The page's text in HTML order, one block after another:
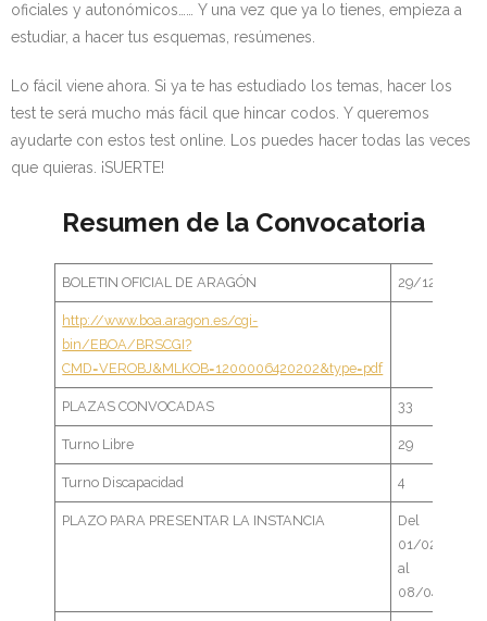
- OPOSICIÓN Administrativo del Estado - 2024
- Seguridad Social
- - OPOSICIÓN Administrativo Seguridad Social – 2025
- - OPOSICIÓN Administrativo Seguridad Social - 2024
- Andalucía
- - TEST de Auxiliar Administrativo SAS 2026
- - OPOSICIÓN Administrativo SAS – 2025
- - OPOSICIÓN Auxiliar Administrativo SAS – 2025
- - OPOSICIÓN Celador SAS – 2025
- - OPOSICIÓN Auxiliar Administrativo de la Junta de
oficiales y autonómicos…… Y una vez que ya lo tienes, empieza a
estudiar, a hacer tus esquemas, resúmenes.
Lo fácil viene ahora. Si ya te has estudiado los temas, hacer los
test te será mucho más fácil que hincar codos. Y queremos
ayudarte con estos test online. Los puedes hacer todas las veces
que quieras. ¡SUERTE!
Resumen de la Convocatoria
BOLETIN OFICIAL DE ARAGÓN 29/12/2021
http://www.boa.aragon.es/cgi-
bin/EBOA/BRSCGI?
CMD=VEROBJ&MLKOB=1200006420202&type=pdf
PLAZAS CONVOCADAS 33
Turno Libre 29
Turno Discapacidad 4
PLAZO PARA PRESENTAR LA INSTANCIA
Del
01/02/2022
al
08/04/2022